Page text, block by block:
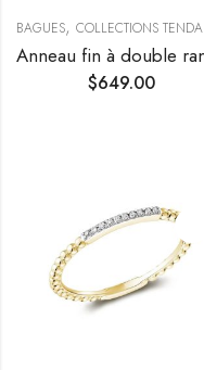
BAGUES, COLLECTIONS TENDANCES
$649.00